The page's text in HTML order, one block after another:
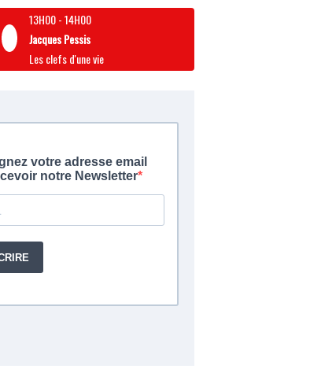
13H00-14H00
Jacques Pessis
Les clefs d'une vie